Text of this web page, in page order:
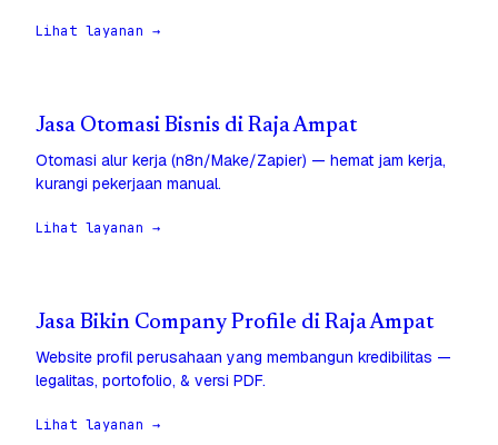
Lihat layanan →
Jasa Otomasi Bisnis di Raja Ampat
Otomasi alur kerja (n8n/Make/Zapier) — hemat jam kerja,
kurangi pekerjaan manual.
Lihat layanan →
Jasa Bikin Company Profile di Raja Ampat
Website profil perusahaan yang membangun kredibilitas —
legalitas, portofolio, & versi PDF.
Lihat layanan →